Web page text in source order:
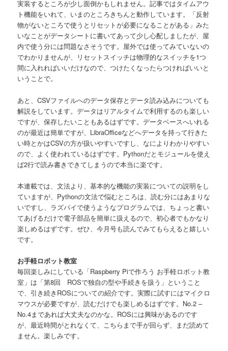
実装するところが少し面倒かもしれません。記事ではタイムアウ
ト機能をいれて、いまのところきちんと動作しています。「反射
物がないところで使うとリセットが必要になることがある」みた
いなことがデータシートに書いてあって少し心配しましたが、屋
内で使う分には問題なさそうです。屋外では使ってみていないの
でわかりませんが、リセットスイッチは物理的なスイッチを1つ
間に入れればいいだけなので、つけたくなったらつければいいと
いうことで。
あと、CSVファイルへのデータ保存とデータ読み込みについても
解説をしています。データはリアルタイムで利用するのも楽しい
ですが、保存したいこともあるはずです。データベースへいれる
のが最近は簡単ですが、LibraOfficeなどへデータを持って行きた
い時とかはCSVの方が扱いやすいですし、なによりわかりやすい
ので、よく使われているはずです。Pythonだとモジュールを使え
ば2行で読み書きできてしまうので本当に楽です。
本連載では、文法より、基本的な機能の実装についての説明をし
ていますが、Pythonの文法で悩むところは、読む分にはあまりな
いですし、ラズパイで使うようなプログラムでは、ちょっと書い
てあげるだけで電子部品を簡単に扱えるので、初心者でもかなり
楽しめるはずです。ぜひ、今月号も読んでみてもらえると嬉しい
です。
お手軽ロボット教室
毎回楽しみにしている「Raspberry Piで作ろう お手軽ロボット教
室」は「第8回 ROSで独自の型や手続きを扱う」ということ
で、引き続きROSについての紹介です。実際に試すにはマイクロ
マウスが必要ですが、読むだけでも楽しめるはずです。No.2 –
No.4まであれば大丈夫なのかな。ROSには興味があるのです
が、最近時間がとれなくて、こちらまで手が回らず、まだ読めて
ません。楽しみです。